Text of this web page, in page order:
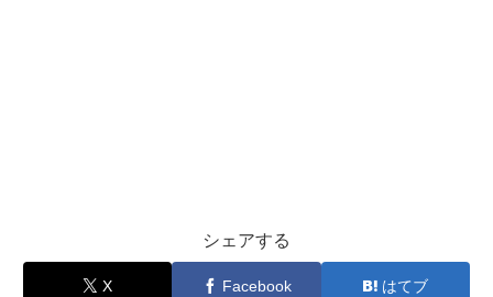
シェアする
X Facebook はてブ